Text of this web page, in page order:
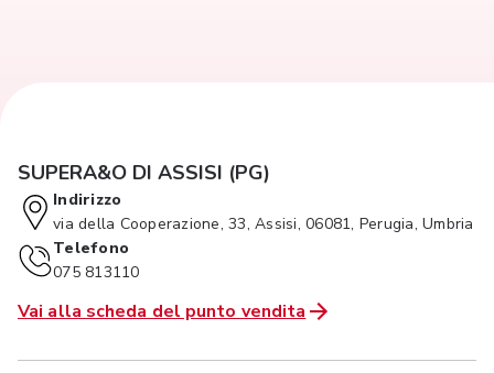
SUPERA&O DI ASSISI (PG)
Indirizzo
via della Cooperazione, 33, Assisi, 06081, Perugia, Umbria
Telefono
075 813110
Vai alla scheda del punto vendita